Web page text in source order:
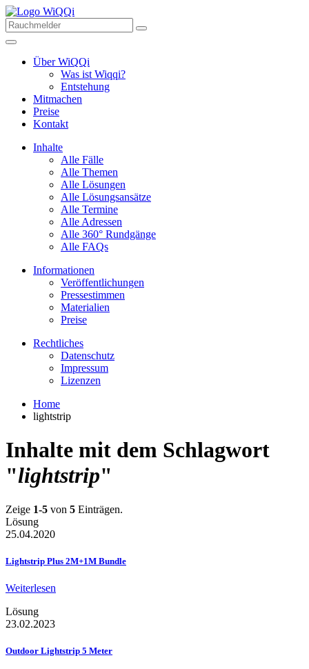
Über WiQQi
Was ist Wiqqi?
Entstehung
Mitmachen
Preise
Kontakt
Inhalte
Alle Fälle
Alle Themen
Alle Lösungen
Alle Lösungsansätze
Alle Termine
Alle Adressen
Alle 360° Rundgänge
Alle FAQs
Informationen
Veröffentlichungen
Pressestimmen
Materialien
Preise
Rechtliches
Datenschutz
Impressum
Lizenzen
Home
lightstrip
Inhalte mit dem Schlagwort
"lightstrip"
Zeige 1-5 von 5 Einträgen.
Lösung
25.04.2020
Lightstrip Plus 2M+1M Bundle
Weiterlesen
Lösung
23.02.2023
Outdoor Lightstrip 5 Meter